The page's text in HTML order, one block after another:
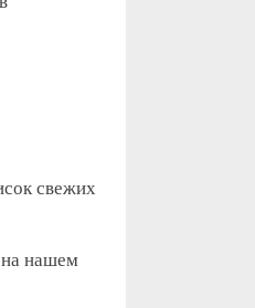
свежих
на нашем